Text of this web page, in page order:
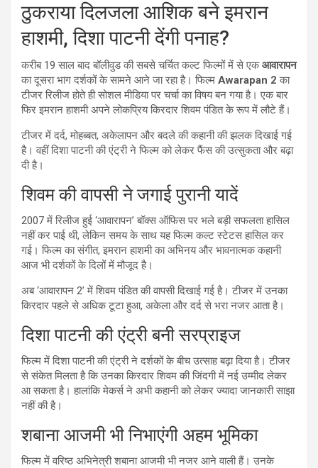
ठुकराया दिलजला आशिक बने इमरान
हाशमी, दिशा पाटनी देंगी पनाह?
करीब 19 साल बाद बॉलीवुड की सबसे चर्चित कल्ट फिल्मों में से एकआवारापन
का दूसरा भाग दर्शकों के सामने आने जा रहा है। फिल्म Awarapan 2 का
टीजर रिलीज होते ही सोशल मीडिया पर चर्चा का विषय बन गया है। एक बार
फिर इमरान हाशमी अपने लोकप्रिय किरदार शिवम पंडित के रूप में लौटे हैं।
टीजर में दर्द, मोहब्बत, अकेलापन और बदले की कहानी की झलक दिखाई गई
है। वहीं दिशा पाटनी की एंट्री ने फिल्म को लेकर फैंस की उत्सुकता और बढ़ा
दी है।
शिवम की वापसी ने जगाई पुरानी यादें
2007 में रिलीज हुई ‘आवारापन’ बॉक्स ऑफिस पर भले बड़ी सफलता हासिल
नहीं कर पाई थी, लेकिन समय के साथ यह फिल्म कल्ट स्टेटस हासिल कर
गई। फिल्म का संगीत, इमरान हाशमी का अभिनय और भावनात्मक कहानी
आज भी दर्शकों के दिलों में मौजूद है।
अब ‘आवारापन 2’ में शिवम पंडित की वापसी दिखाई गई है। टीजर में उनका
किरदार पहले से अधिक टूटा हुआ, अकेला और दर्द से भरा नजर आता है।
दिशा पाटनी की एंट्री बनी सरप्राइज
फिल्म में दिशा पाटनी की एंट्री ने दर्शकों के बीच उत्साह बढ़ा दिया है। टीजर
से संकेत मिलता है कि उनका किरदार शिवम की जिंदगी में नई उम्मीद लेकर
आ सकता है। हालांकि मेकर्स ने अभी कहानी को लेकर ज्यादा जानकारी साझा
नहीं की है।
शबाना आजमी भी निभाएंगी अहम भूमिका
फिल्म में वरिष्ठ अभिनेत्री शबाना आजमी भी नजर आने वाली हैं। उनके